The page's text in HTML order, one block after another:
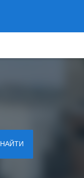
НАЙТИ